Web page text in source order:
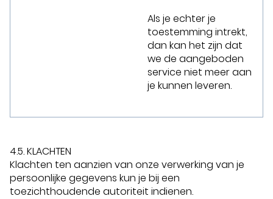
Als je echter je
toestemming intrekt,
dan kan het zijn dat
we de aangeboden
service niet meer aan
je kunnen leveren.
4.5. KLACHTEN
Klachten ten aanzien van onze verwerking van je
persoonlijke gegevens kun je bij een
toezichthoudende autoriteit indienen.